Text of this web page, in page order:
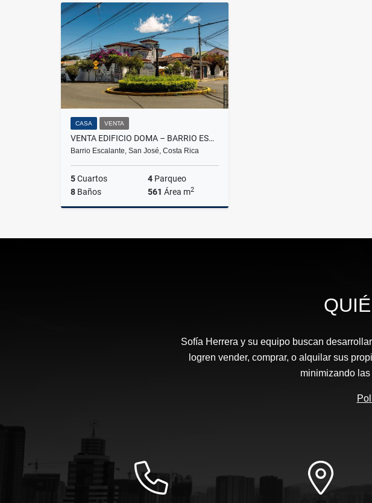
Venta
US$480,000
CASA VENTA
VENTA EDIFICIO DOMA – BARRIO ESCALANTE
Barrio Escalante, San José, Costa Rica
5Cuartos 4 Parqueo
8 Baños 561 Área m2
US$1,100,000
Sofía Herrera y su equipo buscan
logren vender, comprar, o alquilar sus
minimizando